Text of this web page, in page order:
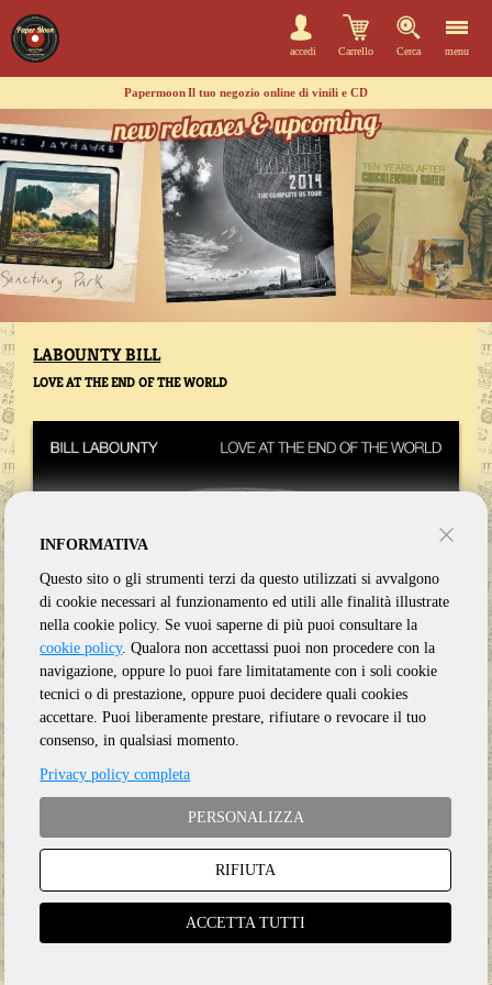
accedi Carrello Cerca menu
PapermoonIl tuo negozio online di vinili e CD
LABOUNTY BILL
LOVE AT THE END OF THE WORLD
Etichetta:DIGGERS
Anno:2026
INFORMATIVA
Questo sito o gli strumenti terzi da questo utilizzati si avvalgono
di cookie necessari al funzionamento ed utili alle finalità illustrate
nella cookie policy. Se vuoi saperne di più puoi consultare la
cookie policy. Qualora non accettassi puoi non procedere con la
navigazione, oppure lo puoi fare limitatamente con i soli cookie
tecnici o di prestazione, oppure puoi decidere quali cookies
accettare. Puoi liberamente prestare, rifiutare o revocare il tuo
consenso, in qualsiasi momento.
Privacy policy completa
PERSONALIZZA
RIFIUTA
ACCETTA TUTTI